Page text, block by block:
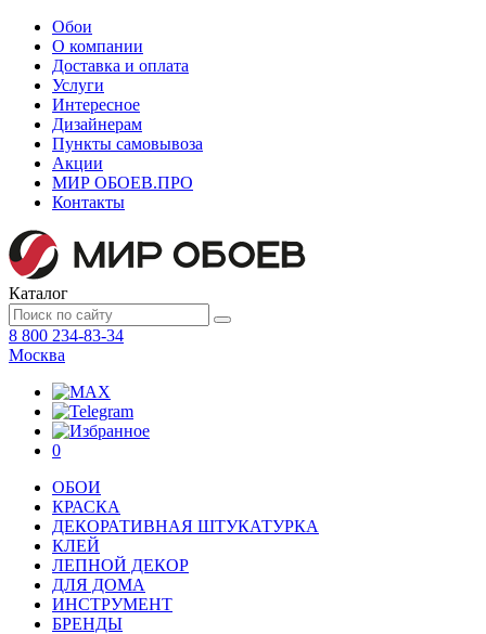
Обои
О компании
Доставка и оплата
Услуги
Интересное
Дизайнерам
Пункты самовывоза
Акции
МИР ОБОЕВ.ПРО
Контакты
Каталог
8 800 234-83-34
Москва
0
ОБОИ
КРАСКА
ДЕКОРАТИВНАЯ ШТУКАТУРКА
КЛЕЙ
ЛЕПНОЙ ДЕКОР
ДЛЯ ДОМА
ИНСТРУМЕНТ
БРЕНДЫ